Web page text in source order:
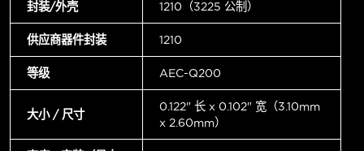
封装/外壳 1210（3225 公制）
供应商器件封装 1210
等级 AEC-Q200
大小 / 尺寸
0.122" 长 x 0.102" 宽（3.10mm
x 2.60mm）